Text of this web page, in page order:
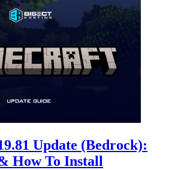
Update (Bedrock):
How To Install